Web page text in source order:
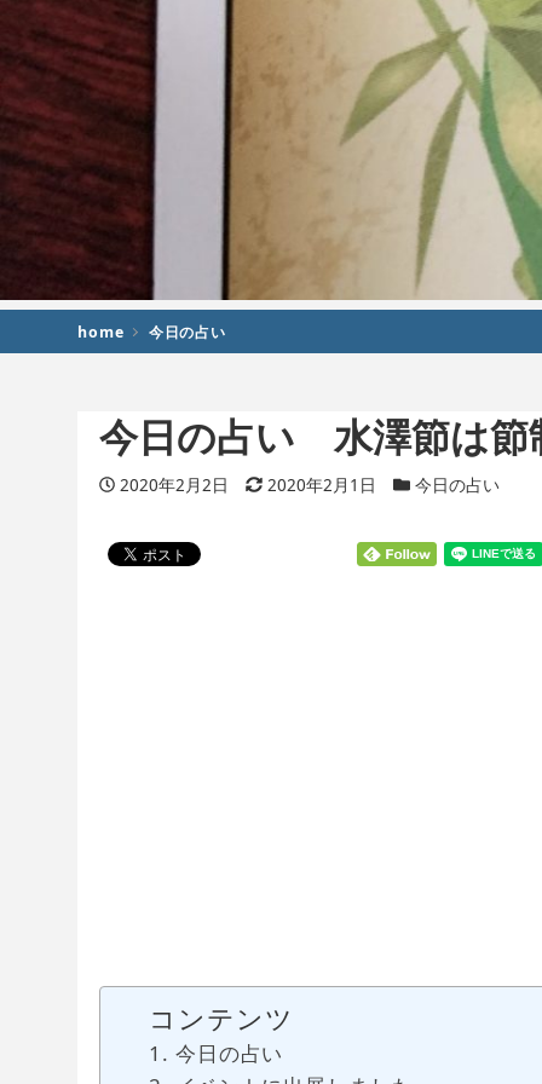
home 今日の占い
今日の占い 水澤節は節
投稿日
2020年2月2日 更新日
2020年2月1日 カテゴリー
今日の占い
コンテンツ
今日の占い